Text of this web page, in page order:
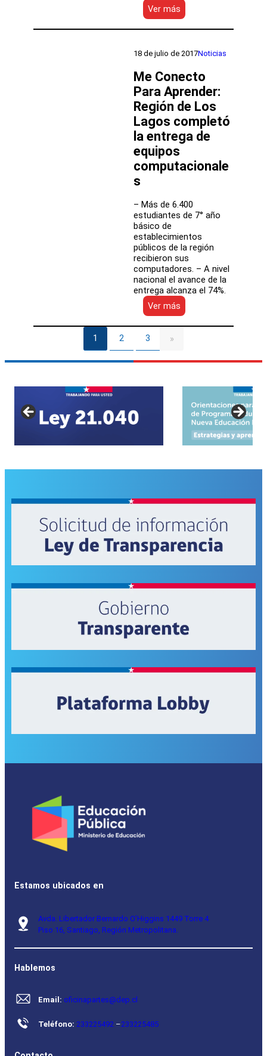
Ver más
Me
Conecto
Aprender:
lanza
catálogo
2018
18 de julio de 2017Noticias
Me Conecto
Para Aprender:
Región de Los
Lagos completó
la entrega de
equipos
computacionale
s
– Más de 6.400
estudiantes de 7° año
básico de
establecimientos
públicos de la región
recibieron sus
computadores. – A nivel
nacional el avance de la
entrega alcanza el 74%.
Ver más
Me
Conecto
Región
completó
entrega
equipos
1 2 3 »
Estamos ubicados en
Avda. Libertador Bernardo O’Higgins 1449 Torre 4
Piso 16, Santiago, Región Metropolitana.
Hablemos
Email: oficinapartes@dep.cl
Teléfono: 233225492 –233225485